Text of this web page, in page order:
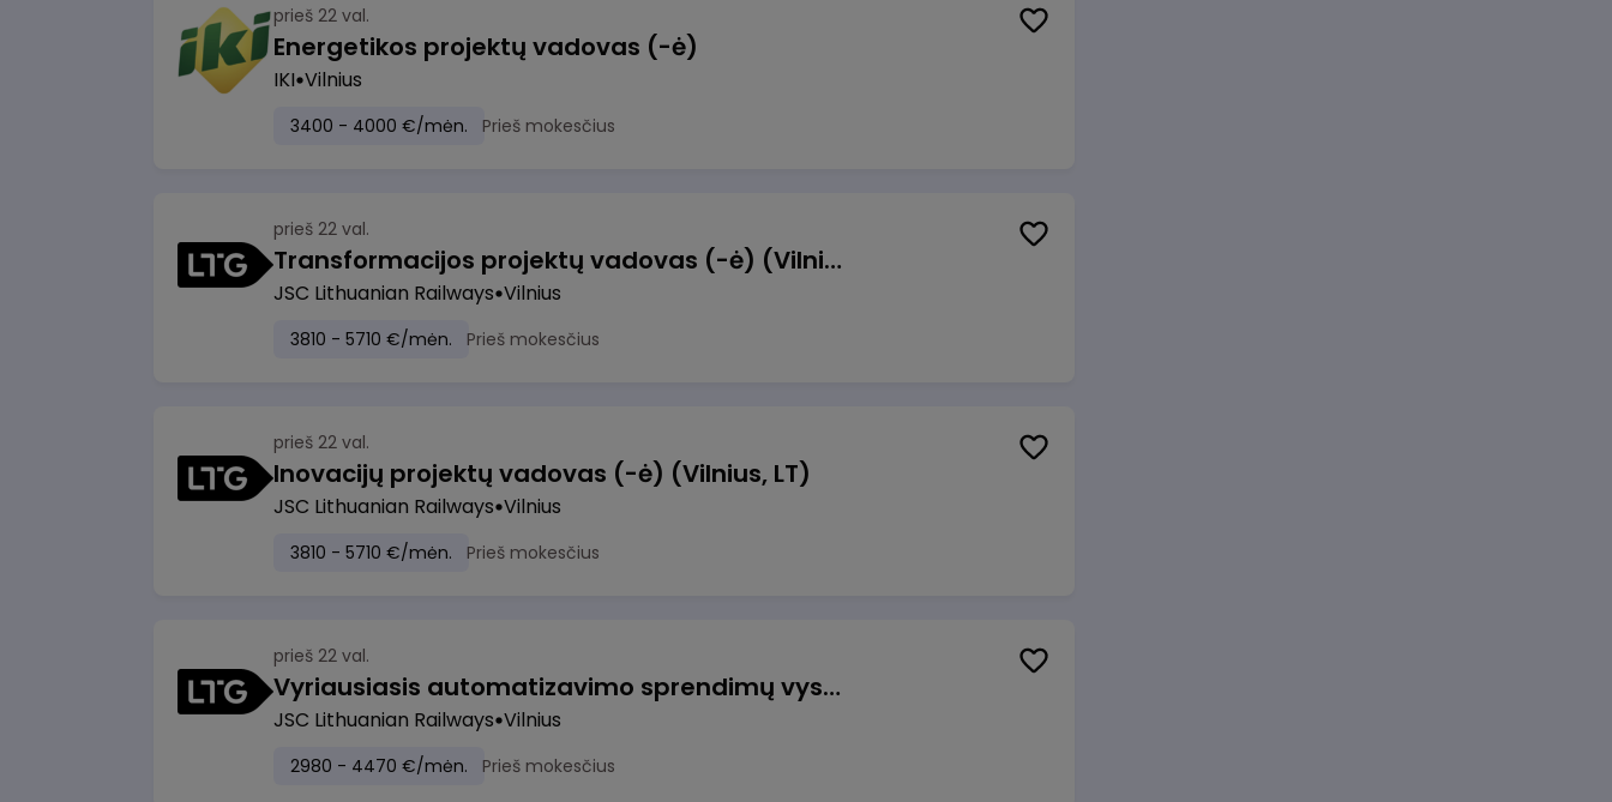
prieš 22 val.
Energetikos projektų vadovas (-ė)
IKI Vilnius
3400 - 4000 €/mėn. Prieš mokesčius
prieš 22 val.
Transformacijos projektų vadovas (-ė) (Vilnius, LT)
JSC Lithuanian Railways Vilnius
3810 - 5710 €/mėn. Prieš mokesčius
prieš 22 val.
Inovacijų projektų vadovas (-ė) (Vilnius, LT)
JSC Lithuanian Railways Vilnius
3810 - 5710 €/mėn. Prieš mokesčius
prieš 22 val.
Vyriausiasis automatizavimo sprendimų vystytojas (-a) (Vilnius, LT)
JSC Lithuanian Railways Vilnius
2980 - 4470 €/mėn. Prieš mokesčius